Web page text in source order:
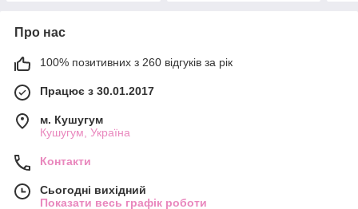
Про нас
100% позитивних з 260 відгуків за рік
Працює з 30.01.2017
м. Кушугум
Кушугум, Україна
Контакти
Сьогодні вихідний
Показати весь графік роботи